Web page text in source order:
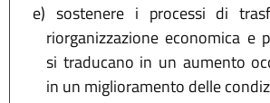
e) sostenere i processi di
riorganizzazione economica e
si traducano in un aumento
in un miglioramento delle